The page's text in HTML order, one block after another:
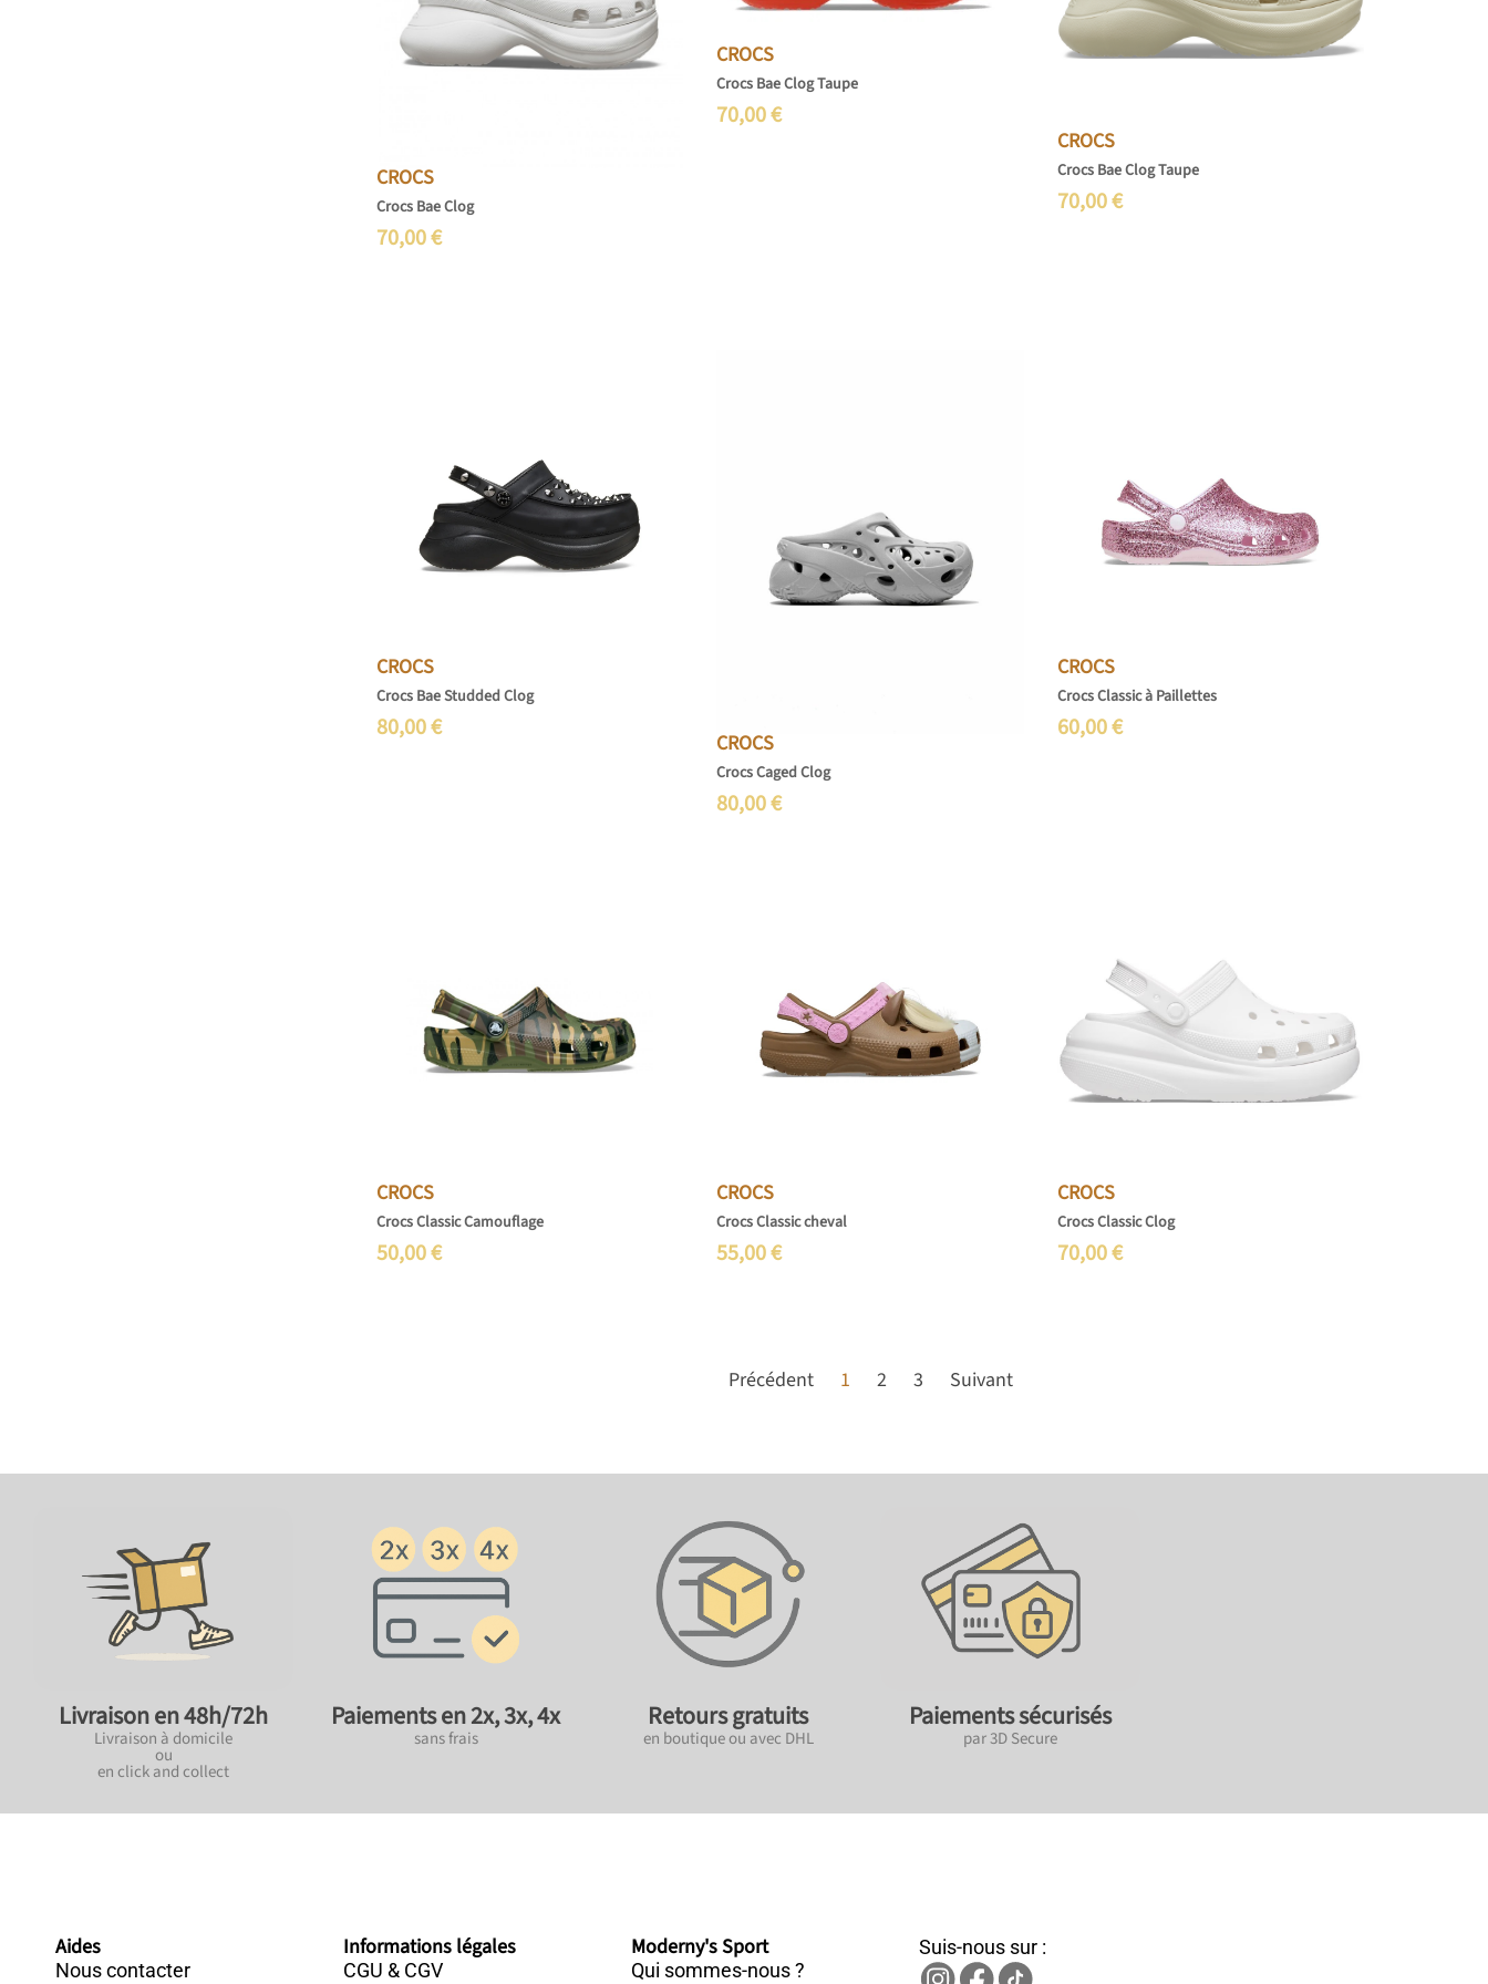
CROCS
Crocs Bae Clog
70,00€
CROCS
Crocs Bae Clog Taupe
70,00€
CROCS
Crocs Bae Clog Taupe
70,00€
CROCS
Crocs Bae Studded Clog
80,00€
CROCS
Crocs Caged Clog
80,00€
CROCS
Crocs Classic à Paillettes
60,00€
CROCS
Crocs Classic Camouflage
50,00€
CROCS
Crocs Classic cheval
55,00€
CROCS
Crocs Classic Clog
70,00€
Précédent 1 2 3 Suivant
Livraison en 48h/72h
Livraison à domicile
ou
en click and collect
Paiements en 2x, 3x, 4x
sans frais
Retours gratuits
en boutique ou avec DHL
Paiements sécurisés
par 3D Secure
Aides
Nous contacter
Informations légales
CGU & CGV
Moderny's Sport
Qui sommes-nous ?
Suis-nous sur :